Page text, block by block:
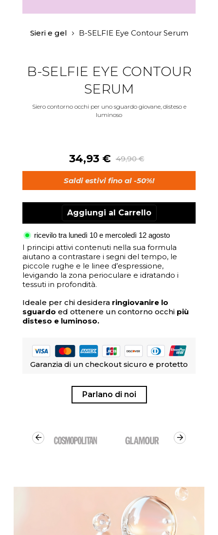
della
Sieri e gel B-SELFIE Eye Contour Serum
B-SELFIE EYE CONTOUR
SERUM
Siero contorno occhi per uno sguardo giovane, disteso e
luminoso
34,93 € 49,90 €
Saldi estivi fino al -50%!
Aggiungi al Carrello
ricevilo tra lunedì 10 e mercoledì 12 agosto
I principi attivi contenuti nella sua formula
aiutano a contrastare i segni del tempo, le
piccole rughe e le linee d’espressione,
levigando la zona perioculare e idratando i
tessuti in profondità.
Ideale per chi desidera ringiovanire lo
sguardo ed ottenere un contorno occhi più
disteso e luminoso.
Garanzia di un checkout sicuro e protetto
Parlano di noi